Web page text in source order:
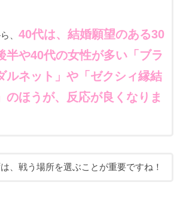
、 40代は、結婚願望のある30
半や40代の女性が多い「ブラ
ルネット」や「ゼクシィ縁結
のほうが、反応が良くなりま
は、戦う場所を選ぶことが重要ですね！